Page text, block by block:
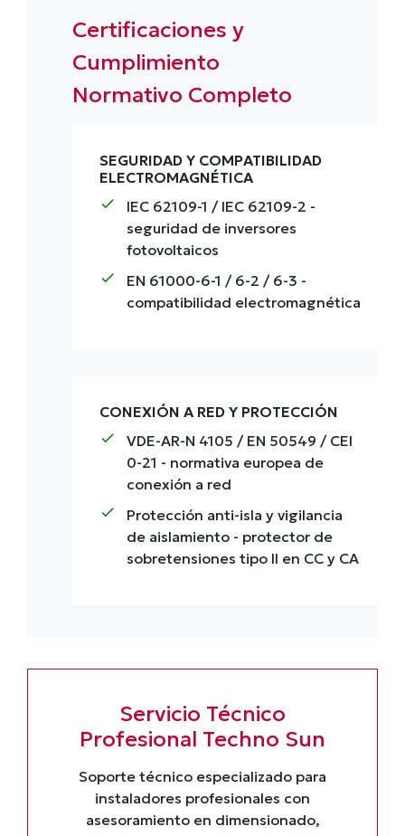
Certificaciones y
Cumplimiento
Normativo Completo
SEGURIDAD Y COMPATIBILIDAD
ELECTROMAGNÉTICA
check IEC 62109-1 / IEC 62109-2 -
seguridad de inversores
fotovoltaicos
check EN 61000-6-1 / 6-2 / 6-3 -
compatibilidad electromagnética
CONEXIÓN A RED Y PROTECCIÓN
check
VDE-AR-N 4105 / EN 50549 / CEI
0-21 - normativa europea de
conexión a red
check
Protección anti-isla y vigilancia
de aislamiento - protector de
sobretensiones tipo II en CC y CA
Servicio Técnico
Profesional Techno Sun
Soporte técnico especializado para
instaladores profesionales con
asesoramiento en dimensionado,